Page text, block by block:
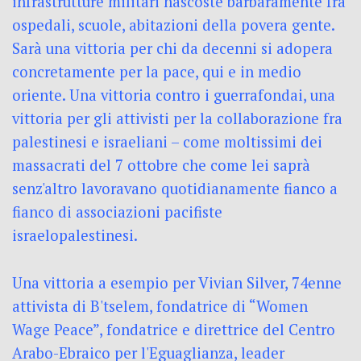
ospedali, scuole, abitazioni della povera gente.
Sarà una vittoria per chi da decenni si adopera
concretamente per la pace, qui e in medio
oriente. Una vittoria contro i guerrafondai, una
vittoria per gli attivisti per la collaborazione fra
palestinesi e israeliani – come moltissimi dei
massacrati del 7 ottobre che come lei saprà
senz'altro lavoravano quotidianamente fianco a
fianco di associazioni pacifiste
israelopalestinesi.
Una vittoria a esempio per Vivian Silver, 74enne
attivista di B'tselem, fondatrice di “Women
Wage Peace”, fondatrice e direttrice del Centro
Arabo-Ebraico per l'Eguaglianza, leader